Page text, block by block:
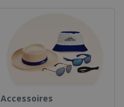
Accessoires